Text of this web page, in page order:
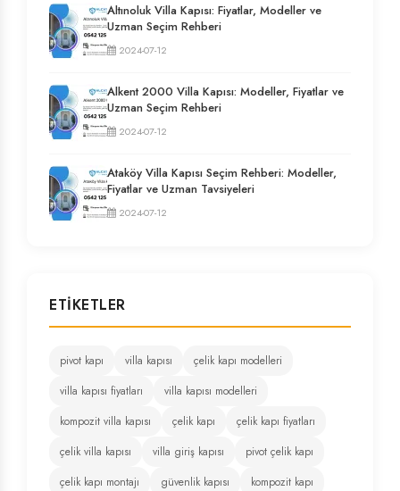
Altınoluk Villa Kapısı: Fiyatlar, Modeller ve
Uzman Seçim Rehberi
2024-07-12
Alkent 2000 Villa Kapısı: Modeller, Fiyatlar ve
Uzman Seçim Rehberi
2024-07-12
Ataköy Villa Kapısı Seçim Rehberi: Modeller,
Fiyatlar ve Uzman Tavsiyeleri
2024-07-12
ETIKETLER
pivot kapı villa kapısı
çelik kapı modelleri
villa kapısı fiyatları
villa kapısı modelleri
kompozit villa kapısı
çelik kapı
çelik kapı fiyatları
çelik villa kapısı
villa giriş kapısı
pivot çelik kapı
çelik kapı montajı
güvenlik kapısı
kompozit kapı